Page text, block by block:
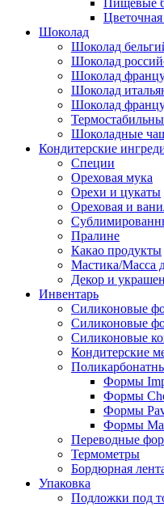
Пищевые
Шоколад
Шоколад
Шоколад
Шоколад
Шоколад
Шоколад
Шоколадные
Кондитерские
Специи
Ореховая мука
Орехи и цукаты
Ореховая и
Пралине
Какао продукты
Мастика/Масса
Декор и
Инвентарь
Силиконовые
Силиконовые
Силиконовые
Кондитерские
Формы
Формы
Формы
Формы
Переводные
Термометры
Бордюрная
Упаковка
Подложки под